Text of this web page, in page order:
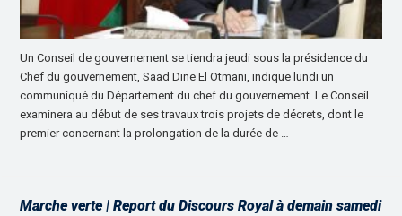
Un Conseil de gouvernement se tiendra jeudi sous la présidence du
Chef du gouvernement, Saad Dine El Otmani, indique lundi un
communiqué du Département du chef du gouvernement. Le Conseil
examinera au début de ses travaux trois projets de décrets, dont le
premier concernant la prolongation de la durée de …
Marche verte | Report du Discours Royal à demain samedi